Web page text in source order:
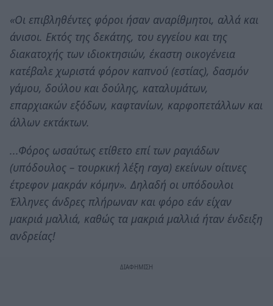
«Οι επιβληθέντες φόροι ήσαν αναρίθμητοι, αλλά και
άνισοι. Εκτός της δεκάτης, του εγγείου και της
διακατοχής των ιδιοκτησιών, έκαστη οικογένεια
κατέβαλε χωριστά φόρον καπνού (εστίας), δασμόν
γάμου, δούλου και δούλης, καταλυμάτων,
επαρχιακών εξόδων, καφτανίων, καρφοπετάλλων και
άλλων εκτάκτων.
...Φόρος ωσαύτως ετίθετο επί των ραγιάδων
(υπόδουλος – τουρκική λέξη raya) εκείνων οίτινες
έτρεφον μακράν κόμην». Δηλαδή οι υπόδουλοι
Έλληνες άνδρες πλήρωναν και φόρο εάν είχαν
μακριά μαλλιά, καθώς τα μακριά μαλλιά ήταν ένδειξη
ανδρείας!